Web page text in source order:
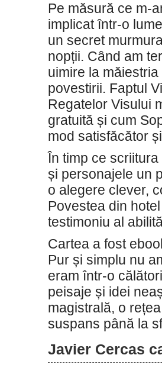
Pe măsură ce m-
implicat într-o
un secret
nopții. Când am
uimire la
povestirii. Faptul
Regatelor Visului
gratuită și cum
mod satisfăcător
În timp ce
și personajele un
o alegere clever,
Povestea din
testimoniu al
Cartea a fost
Pur și simplu nu
eram într-o
peisaje și idei
magistrală, o
suspans până la
Javier Cercas